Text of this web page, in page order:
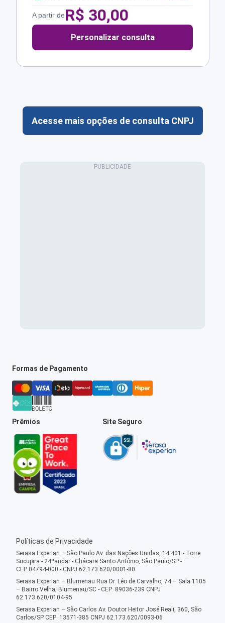
A partir deR$ 30,00
Personalizar consulta
Acesse mais opções de consulta CNPJ
Formas de Pagamento
Prêmios Site Seguro
Políticas de Privacidade
Serasa Experian – São Paulo Av. das Nações Unidas, 14.401 - Torre
Sucupira - 24ºandar - Chácara Santo Antônio, São Paulo/SP -
CEP:04794-000 - CNPJ 62.173.620/0001-80
Serasa Experian – Blumenau Rua Dr. Léo de Carvalho, 74 – Sala 1105
– Bairro Velha, Blumenau/SC - CEP: 89036-239 CNPJ
62.173.620/0104-95
Serasa Experian – São Carlos Av. Doutor Heitor José Reali, 360, São
Carlos/SP CEP: 13571-385 CNPJ 62.173.620/0093-06